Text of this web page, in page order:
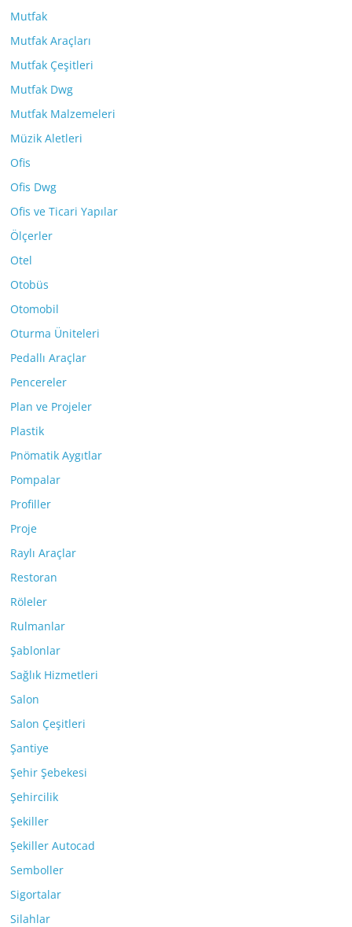
Mutfak
Mutfak Araçları
Mutfak Çeşitleri
Mutfak Dwg
Mutfak Malzemeleri
Müzik Aletleri
Ofis
Ofis Dwg
Ofis ve Ticari Yapılar
Ölçerler
Otel
Otobüs
Otomobil
Oturma Üniteleri
Pedallı Araçlar
Pencereler
Plan ve Projeler
Plastik
Pnömatik Aygıtlar
Pompalar
Profiller
Proje
Raylı Araçlar
Restoran
Röleler
Rulmanlar
Şablonlar
Sağlık Hizmetleri
Salon
Salon Çeşitleri
Şantiye
Şehir Şebekesi
Şehircilik
Şekiller
Şekiller Autocad
Semboller
Sigortalar
Silahlar